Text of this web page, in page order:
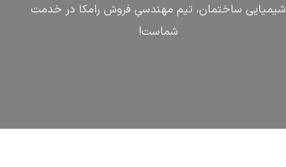
شیمیایی ساختمان، تیم مهندسیِ فروش رامکا در خدمت
شماست!